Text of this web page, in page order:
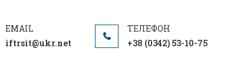
iftrsit@ukr.net +38 (0342) 53-10-75